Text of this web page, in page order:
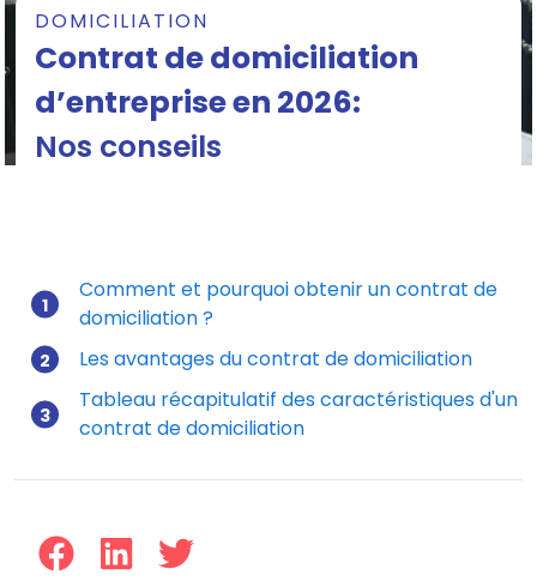
DOMICILIATION
Contrat de domiciliation
d’entreprise en 2026:
Nos conseils
Mis à jour le 13/07/2026
Comment et pourquoi obtenir un contrat de
domiciliation ?
Les avantages du contrat de domiciliation
Tableau récapitulatif des caractéristiques d'un
contrat de domiciliation